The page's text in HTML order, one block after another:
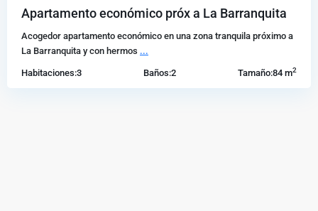
Apartamento económico próx a La Barranquita
Acogedor apartamento económico en una zona tranquila próximo a
La Barranquita y con hermos ...
Habitaciones:3 Baños:2 Tamaño:84 m2